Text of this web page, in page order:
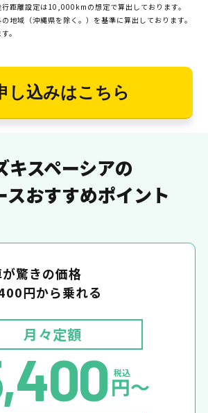
距離設定は10,000kmの想定で算出しております。
地域（沖縄県を除く。）を基準に算出しております。
。
し込みはこちら
キスペーシアの
スおすすめポイント
驚きの価格
円から乗れる
月々定額
税込
円〜